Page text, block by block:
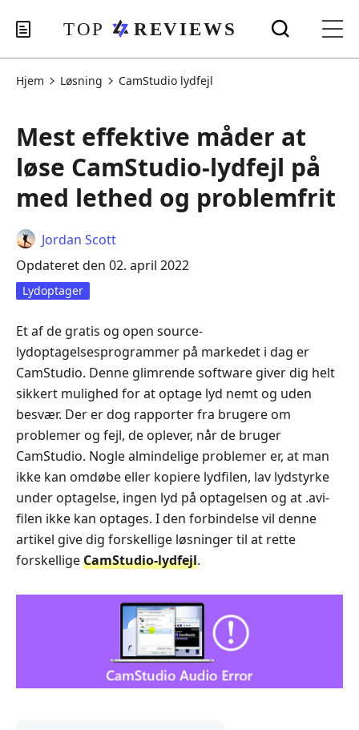
Hjem Løsning CamStudio lydfejl
Mest effektive måder at
løse CamStudio-lydfejl på
med lethed og problemfrit
Jordan Scott
Opdateret den 02. april 2022
Lydoptager
Et af de gratis og open source-
lydoptagelsesprogrammer på markedet i dag er
CamStudio. Denne glimrende software giver dig helt
sikkert mulighed for at optage lyd nemt og uden
besvær. Der er dog rapporter fra brugere om
problemer og fejl, de oplever, når de bruger
CamStudio. Nogle almindelige problemer er, at man
ikke kan omdøbe eller kopiere lydfilen, lav lydstyrke
under optagelse, ingen lyd på optagelsen og at .avi-
filen ikke kan optages. I den forbindelse vil denne
artikel give dig forskellige løsninger til at rette
forskelligeCamStudio-lydfejl.